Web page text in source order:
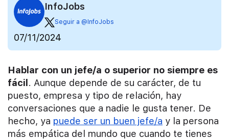
InfoJobs
Seguir a @InfoJobs
07/11/2024
Hablar con un jefe/a o superior no siempre es
fácil . Aunque depende de su carácter, de tu
puesto, empresa y tipo de relación, hay
conversaciones que a nadie le gusta tener. De
hecho, ya puede ser un buen jefe/a y la persona
más empática del mundo que cuando te tienes